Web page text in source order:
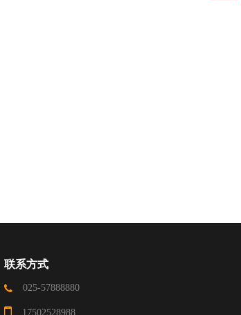
联系方式
025-57888880
17502528988